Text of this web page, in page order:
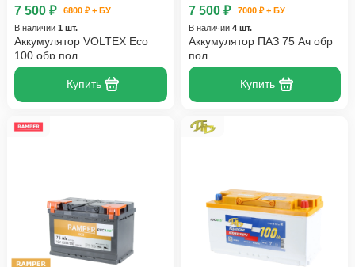
7 500 ₽
6800 ₽ + БУ
В наличии 1 шт.
Аккумулятор VOLTEX Eco
100 обр пол
Купить
7 500 ₽
7000 ₽ + БУ
В наличии 4 шт.
Аккумулятор ПАЗ 75 Ач обр
пол
Купить